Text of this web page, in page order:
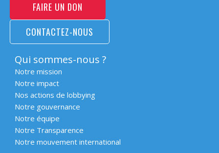
FAIRE UN DON
CONTACTEZ-NOUS
Qui sommes-nous ?
Notre mission
Notre impact
Nos actions de lobbying
Notre gouvernance
Notre équipe
Notre Transparence
Notre mouvement international